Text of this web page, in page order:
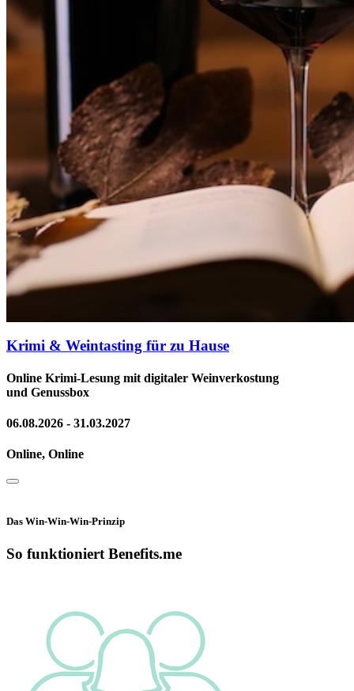
Krimi & Weintasting für zu Hause
Online Krimi-Lesung mit digitaler Weinverkostung
und Genussbox
06.08.2026 - 31.03.2027
Online, Online
Das Win-Win-Win-Prinzip
So funktioniert Benefits.me